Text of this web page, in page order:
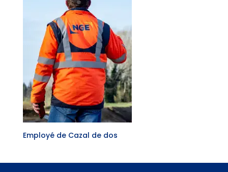
Employé de Cazal de dos